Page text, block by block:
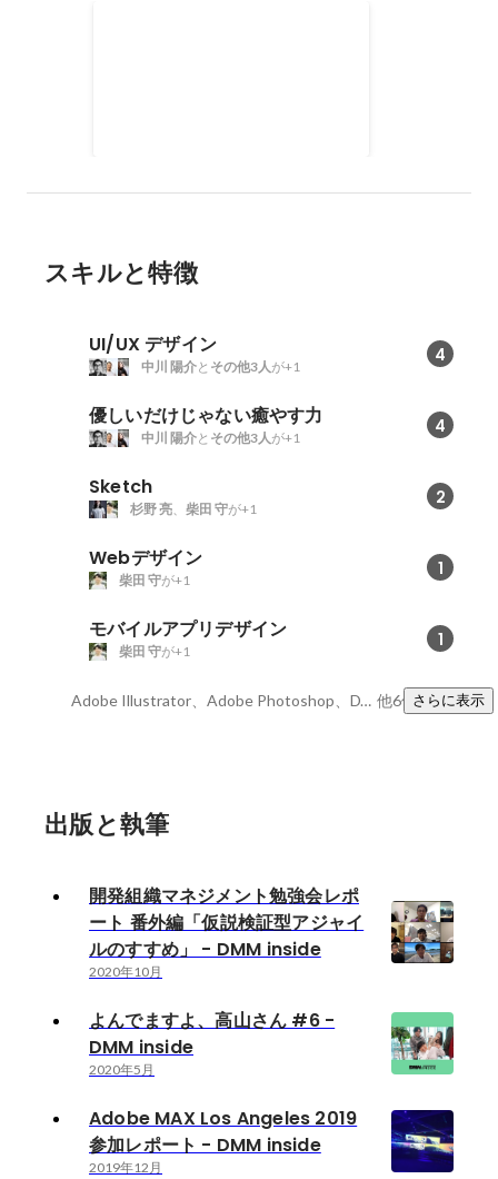
ループで展覧会を開催したりと、
スキルと特徴
UI/UX デザイン 4
中川 陽介と その他3人が+1
優しいだけじゃない癒やす力 4
中川 陽介と その他3人が+1
Sketch 2
杉野 亮、 柴田 守が+1
Webデザイン 1
柴田 守が+1
モバイルアプリデザイン 1
柴田 守が+1
Adobe Illustrator、Adobe Photoshop、DTP 他6件さらに表示
出版と執筆
開発組織マネジメント勉強会レポ
ート 番外編「仮説検証型アジャイ
ルのすすめ」 - DMM inside
2020年10月
よんでますよ、高山さん #6 -
DMM inside
2020年5月
Adobe MAX Los Angeles 2019
参加レポート - DMM inside
2019年12月